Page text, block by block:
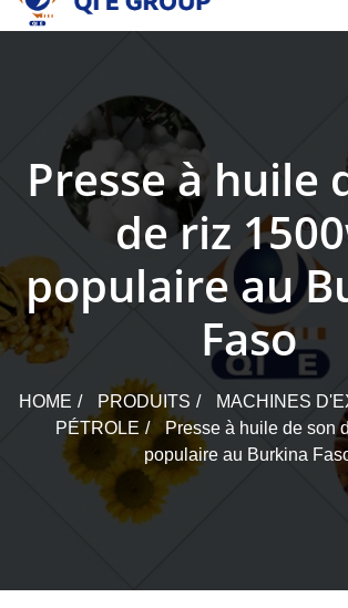
content
Presse à huile
de riz
populaire au
Faso
HOME PRODUITS
MACHINES
PÉTROLE
Presse à huile de son
populaire au Burkina